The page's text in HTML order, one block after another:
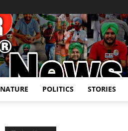
NATURE POLITICS STORIES